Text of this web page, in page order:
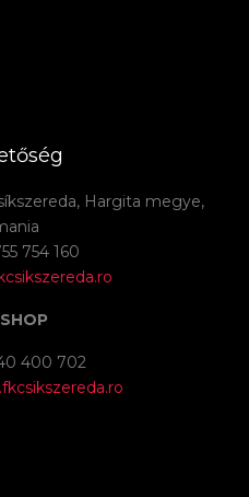
Hargita megye,
754 160
400 702